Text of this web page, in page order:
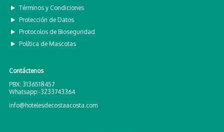
Términos y Condiciones
Protección de Datos
Protocolos de Bioseguridad
Política de Mascotas
Contáctenos
PBX: 3136518457
Whatsapp:-3233743364
info@hotelesdecostaacosta.com